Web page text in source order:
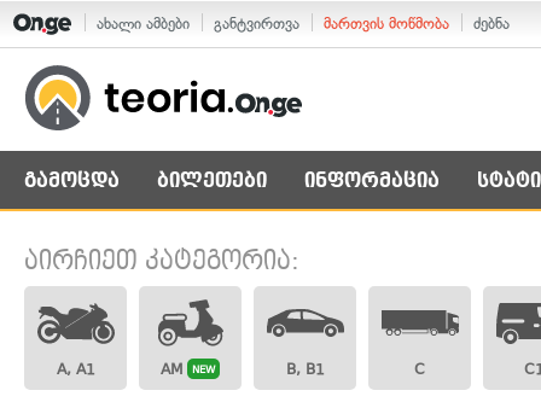
ახალი ამბები განტვირთვა მართვის მოწმობა ძებნა
გამოცდა ბილეთები ინფორმაცია
აირჩიეთ კატეგორია:
A, A1 AM NEW B, B1 C